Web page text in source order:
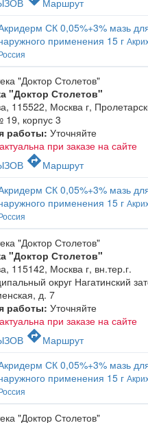
Маршрут
СК 0,05%+3% мазь
применения 15 г
"Доктор Столетов"
115522, Москва г,
корпус 3
работы: Уточняйте
при заказе на сайте
directionsМаршрут
СК 0,05%+3% мазь
применения 15 г
"Доктор Столетов"
115142, Москва г, вн.тер.г.
округ Нагатинский
д. 7
работы: Уточняйте
при заказе на сайте
directionsМаршрут
СК 0,05%+3% мазь
применения 15 г